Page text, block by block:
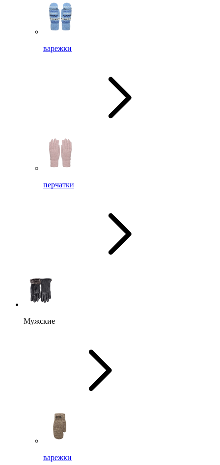
варежки
перчатки
Мужские
варежки